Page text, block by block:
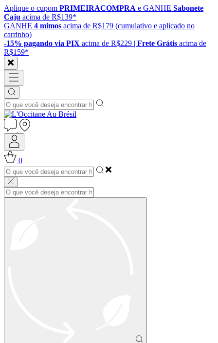
Aplique o cupom PRIMEIRACOMPRA e GANHE Sabonete
Caju acima de R$139*
GANHE 4 mimos acima de R$179 (cumulativo e aplicado no
carrinho)
-15% pagando via PIX acima de R$229 | Frete Grátis acima de
R$159*
0